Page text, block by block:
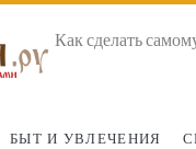
Как сделать
БЫТ И УВЛЕЧЕНИЯ